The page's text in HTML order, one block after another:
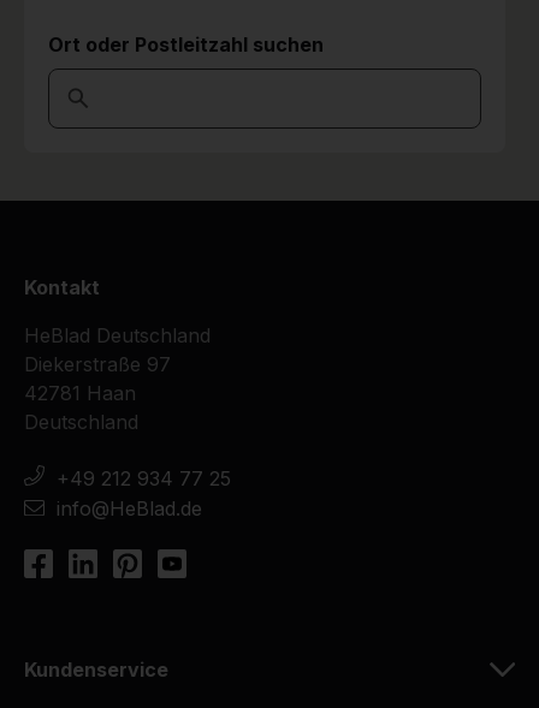
Ort oder Postleitzahl suchen
Kontakt
HeBlad Deutschland
Diekerstraße 97
42781 Haan
Deutschland
+49 212 934 77 25
info@HeBlad.de
Kundenservice